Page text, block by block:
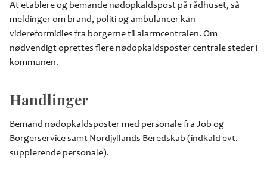
At etablere og bemande nødopkaldspost på rådhuset, så
meldinger om brand, politi og ambulancer kan
videreformidles fra borgerne til alarmcentralen. Om
nødvendigt oprettes flere nødopkaldsposter centrale steder i
kommunen.
Handlinger
Bemand nødopkaldsposter med personale fra Job og
Borgerservice samt Nordjyllands Beredskab (indkald evt.
supplerende personale).